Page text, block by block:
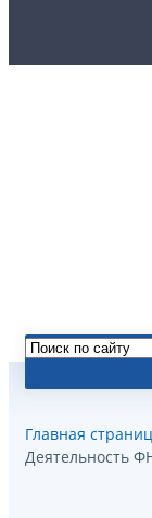
Главная
Деятельность